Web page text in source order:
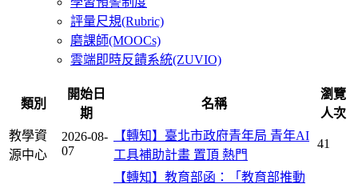
評量尺規(Rubric)
磨課師(MOOCs)
雲端即時反饋系統(ZUVIO)
類別
開始日
期
名稱
瀏覽
人次
教學資
源中心
2026-08-
07
【轉知】臺北市政府青年局 青年AI
工具補助計畫 置頂 熱門
41
【轉知】教育部函：「教育部推動